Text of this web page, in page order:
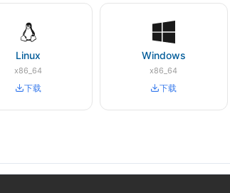
Linux
x86_64
下载
Windows
x86_64
下载